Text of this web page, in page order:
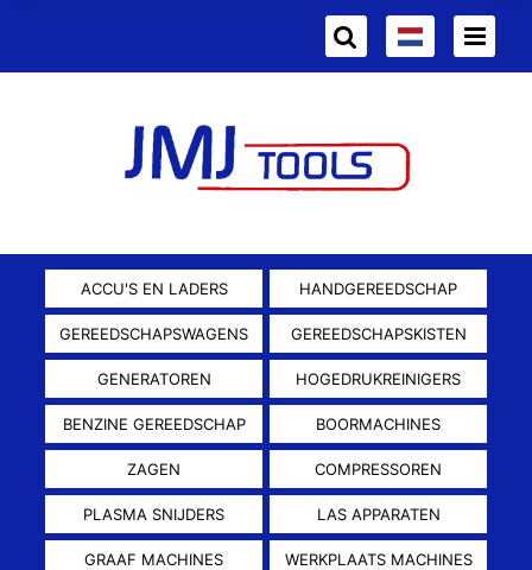
ACCU'S EN LADERS HANDGEREEDSCHAP
GEREEDSCHAPSWAGENS GEREEDSCHAPSKISTEN
GENERATOREN HOGEDRUKREINIGERS
BENZINE GEREEDSCHAP BOORMACHINES
ZAGEN COMPRESSOREN
PLASMA SNIJDERS LAS APPARATEN
GRAAF MACHINES WERKPLAATS MACHINES